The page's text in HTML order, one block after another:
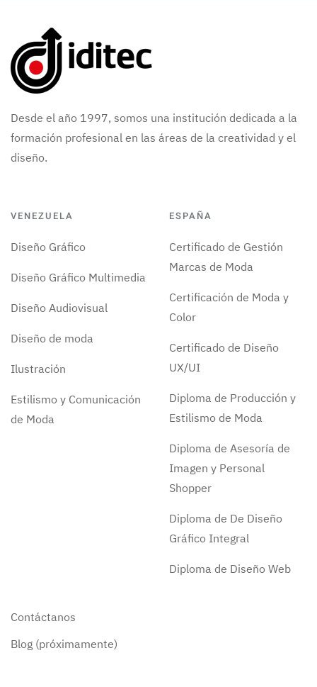
Desde el año 1997, somos una institución dedicada a la
formación profesional en las áreas de la creatividad y el
diseño.
VENEZUELA
Diseño Gráfico
Diseño Gráfico Multimedia
Diseño Audiovisual
Diseño de moda
Ilustración
Estilismo y Comunicación
de Moda
ESPAÑA
Certificado de Gestión
Marcas de Moda
Certificación de Moda y
Color
Certificado de Diseño
UX/UI
Diploma de Producción y
Estilismo de Moda
Diploma de Asesoría de
Imagen y Personal
Shopper
Diploma de De Diseño
Gráfico Integral
Diploma de Diseño Web
Contáctanos
Blog (próximamente)